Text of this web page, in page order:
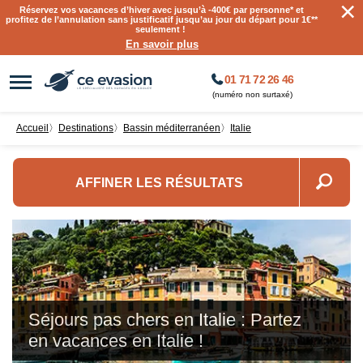
Réservez vos vacances d’hiver avec jusqu’à-400€ par personne* et
profitez de l’annulation sans justificatif jusqu’au jour du départ pour 1€**
seulement !
En savoir plus
×
01 71 72 26 46
(numéro non surtaxé)
Accueil 〉 destinations〉 Bassin méditerranéen 〉 Italie
AFFINER LES RÉSULTATS
Séjours pas chers en Italie : Partez
en vacances en Italie !